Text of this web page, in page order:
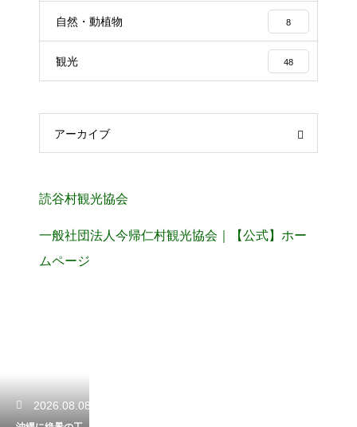
自然・動植物 8
観光 48
アーカイブ
読谷村観光協会
一般社団法人今帰仁村観光協会｜【公式】ホー
ムページ
2026.08.08